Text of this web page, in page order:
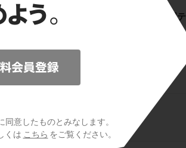
同意したものとみなします。
くは こちら をご覧ください。
問題
明治初期の外交３ 【確認テ
ポイント
ポイント 自由民権運動２